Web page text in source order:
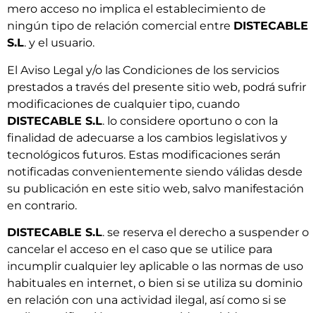
mero acceso no implica el establecimiento de
ningún tipo de relación comercial entre DISTECABLE
S.L. y el usuario.
El Aviso Legal y/o las Condiciones de los servicios
prestados a través del presente sitio web, podrá sufrir
modificaciones de cualquier tipo, cuando
DISTECABLE S.L. lo considere oportuno o con la
finalidad de adecuarse a los cambios legislativos y
tecnológicos futuros. Estas modificaciones serán
notificadas convenientemente siendo válidas desde
su publicación en este sitio web, salvo manifestación
en contrario.
DISTECABLE S.L. se reserva el derecho a suspender o
cancelar el acceso en el caso que se utilice para
incumplir cualquier ley aplicable o las normas de uso
habituales en internet, o bien si se utiliza su dominio
en relación con una actividad ilegal, así como si se